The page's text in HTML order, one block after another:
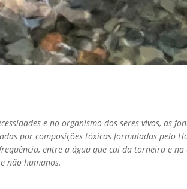
e no organismo dos seres vivos, as
por composições tóxicas formuladas pelo
entre a água que cai da torneira e
não humanos.